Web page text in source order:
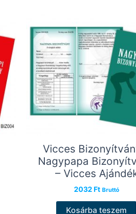
Vicces
Nagypapa
– Vicces
2032 Ft Bruttó
Kosárba teszem